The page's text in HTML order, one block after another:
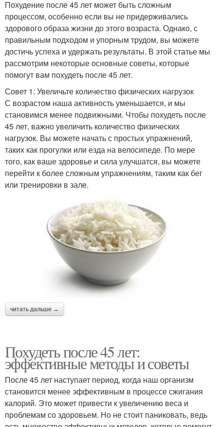
Похудение после 45 лет может быть сложным
процессом, особенно если вы не придерживались
здорового образа жизни до этого возраста. Однако, с
правильным подходом и упорным трудом, вы можете
достичь успеха и удержать результаты. В этой статье мы
рассмотрим некоторые основные советы, которые
помогут вам похудеть после 45 лет.
Совет 1: Увеличьте количество физических нагрузок
С возрастом наша активность уменьшается, и мы
становимся менее подвижными. Чтобы похудеть после
45 лет, важно увеличить количество физических
нагрузок. Вы можете начать с простых упражнений,
таких как прогулки или езда на велосипеде. По мере
того, как ваше здоровье и сила улучшатся, вы можете
перейти к более сложным упражнениям, таким как бег
или тренировки в зале.
читать дальше →
Похудеть после 45 лет:
эффективные методы и советы
После 45 лет наступает период, когда наш организм
становится менее эффективным в процессе сжигания
калорий. Это может привести к увеличению веса и
проблемам со здоровьем. Но не стоит паниковать, ведь